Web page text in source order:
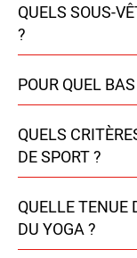
QUELS SOUS-
?
POUR QUEL
QUELS
DE SPORT ?
QUELLE TENUE
DU YOGA ?